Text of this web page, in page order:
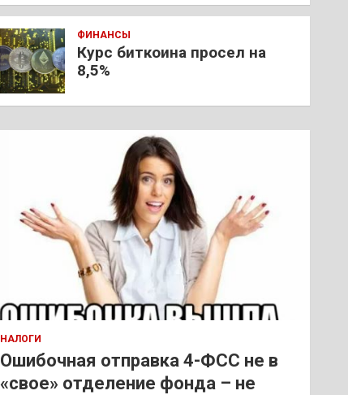
ФИНАНСЫ
Курс биткоина просел на
8,5%
НАЛОГИ
Ошибочная отправка 4-ФСС не в
«свое» отделение фонда – не